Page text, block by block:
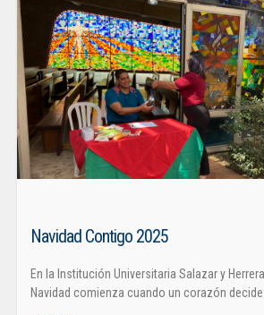
Navidad Contigo 2025
En la Institución Universitaria Salazar y
Navidad comienza cuando un corazón